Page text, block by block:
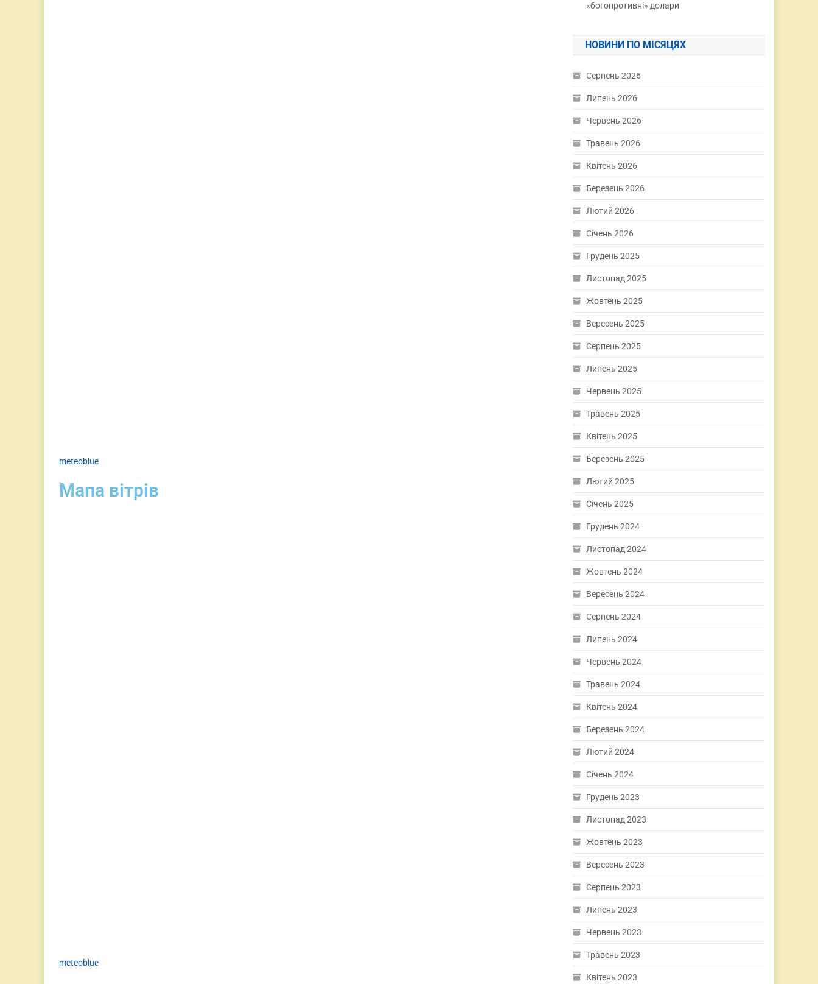
meteoblue
Мапа вітрів
meteoblue
«богопротивні» долари
НОВИНИ ПО МІСЯЦЯХ
Серпень 2026
Липень 2026
Червень 2026
Травень 2026
Квітень 2026
Березень 2026
Лютий 2026
Січень 2026
Грудень 2025
Листопад 2025
Жовтень 2025
Вересень 2025
Серпень 2025
Липень 2025
Червень 2025
Травень 2025
Квітень 2025
Березень 2025
Лютий 2025
Січень 2025
Грудень 2024
Листопад 2024
Жовтень 2024
Вересень 2024
Серпень 2024
Липень 2024
Червень 2024
Травень 2024
Квітень 2024
Березень 2024
Лютий 2024
Січень 2024
Грудень 2023
Листопад 2023
Жовтень 2023
Вересень 2023
Серпень 2023
Липень 2023
Червень 2023
Травень 2023
Квітень 2023